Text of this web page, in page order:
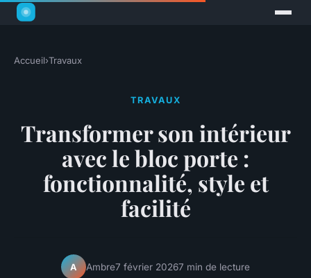
Accueil›Travaux
TRAVAUX
Transformer son intérieur
avec le bloc porte :
fonctionnalité, style et
facilité
A Ambre7 février 20267 min de lecture